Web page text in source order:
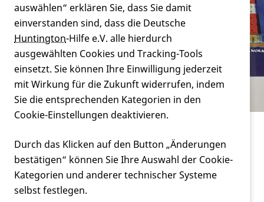
Miteinander
Verein
Service
Bucketliste und ich
Als ich vor einiger Zeit mit unseren Münchner
Freunden telefonierte, meinte er, ich wäre nur noch
unterwegs. In meinem WhatsApp Status sind nur
auswählen“ erklären Sie, dass Sie damit
einverstanden sind, dass die Deutsche
Huntington-Hilfe e.V. alle hierdurch
ausgewählten Cookies und Tracking-Tools
einsetzt. Sie können Ihre Einwilligung jederzeit
mit Wirkung für die Zukunft widerrufen, indem
Sie die entsprechenden Kategorien in den
Cookie-Einstellungen deaktivieren.
Durch das Klicken auf den Button „Änderungen
bestätigen“ können Sie Ihre Auswahl der Cookie-
Kategorien und anderer technischer Systeme
selbst festlegen.